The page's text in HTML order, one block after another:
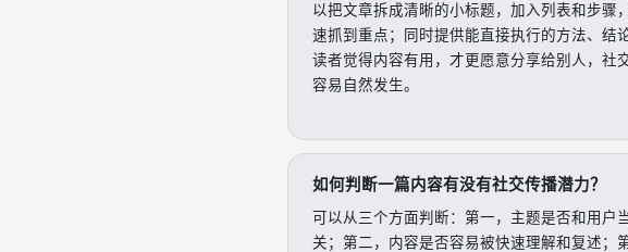
以把文章拆成清晰的小标题，加入列表和步骤
速抓到重点；同时提供能直接执行的方法、结
读者觉得内容有用，才更愿意分享给别人，社
容易自然发生。
如何判断一篇内容有没有社交传播潜力？
可以从三个方面判断：第一，主题是否和用户
关；第二，内容是否容易被快速理解和复述；